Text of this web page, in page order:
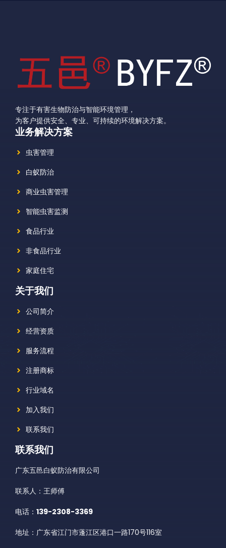
专注于有害生物防治与智能环境管理，
为客户提供安全、专业、可持续的环境解决方案。
业务解决方案
虫害管理
白蚁防治
商业虫害管理
智能虫害监测
食品行业
非食品行业
家庭住宅
关于我们
公司简介
经营资质
服务流程
注册商标
行业域名
加入我们
联系我们
联系我们
广东五邑白蚁防治有限公司
联系人：王师傅
电话： 139-2308-3369
地址：广东省江门市蓬江区港口一路170号116室